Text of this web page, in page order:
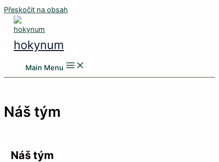
Přeskočit na obsah
hokynum
Main Menu
Náš tým
Náš tým